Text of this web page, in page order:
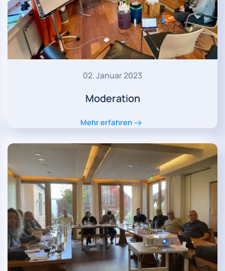
02. Januar 2023
Moderation
Mehr erfahren